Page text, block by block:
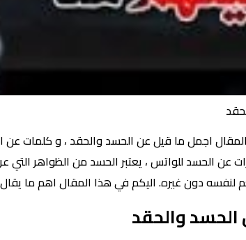
اجمل ما قيل عن الحسد والحقد ، و كلمات
عن الحسد للواتس ، يعتبر الحسد من الظواهر
لنفسه دون غيره. اليكم في هذا المقال اهم ما
والحقد